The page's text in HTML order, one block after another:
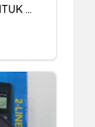
MATEMATIK TAHUN 2 : BENTUK 3D